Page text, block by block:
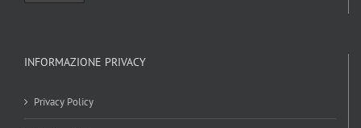
INFORMAZIONE PRIVACY
Privacy Policy